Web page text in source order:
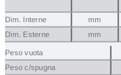
Dim. Interne
mm
Dim. Esterne
mm
Peso vuota
Peso c/spugna